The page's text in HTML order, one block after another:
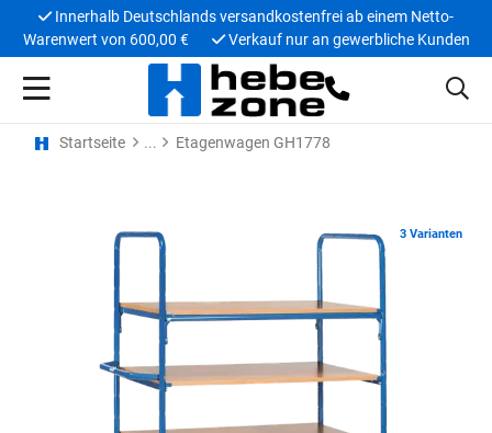
Innerhalb Deutschlands versandkostenfrei ab einem Netto-
Warenwert von 600,00 €
Verkauf nur an gewerbliche Kunden
Startseite Etagenwagen GH1778
3 Varianten